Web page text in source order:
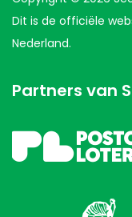
Dit is de officiële
Nederland.
Partners van